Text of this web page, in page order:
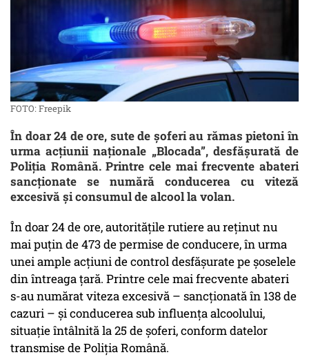
FOTO: Freepik
În doar 24 de ore, sute de șoferi au rămas pietoni în
urma acțiunii naționale „Blocada”, desfășurată de
Poliția Română. Printre cele mai frecvente abateri
sancționate se numără conducerea cu viteză
excesivă și consumul de alcool la volan.
În doar 24 de ore, autoritățile rutiere au reținut nu
mai puțin de 473 de permise de conducere, în urma
unei ample acțiuni de control desfășurate pe șoselele
din întreaga țară. Printre cele mai frecvente abateri
s-au numărat viteza excesivă – sancționată în 138 de
cazuri – și conducerea sub influența alcoolului,
situație întâlnită la 25 de șoferi, conform datelor
transmise de Poliția Română.